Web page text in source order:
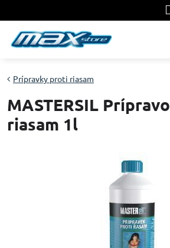
Prípravky proti riasam
MASTERSIL
riasam 1l